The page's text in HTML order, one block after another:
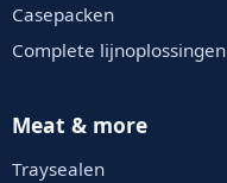
Casepacken
Complete lijnoplossingen
Meat & more
Traysealen